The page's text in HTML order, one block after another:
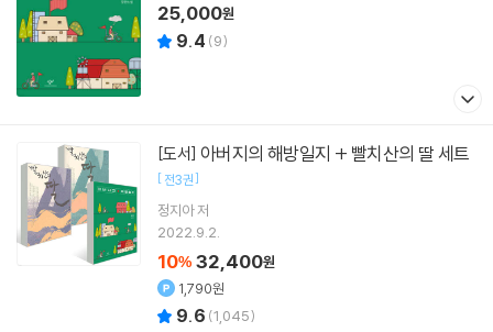
25,000원
9.4 (9)
[도서] 아버지의 해방일지 + 빨치산의 딸 세트
[ 전3권]
정지아저
2022.9.2.
10% 32,400원
1,790원
9.6 (1,045)